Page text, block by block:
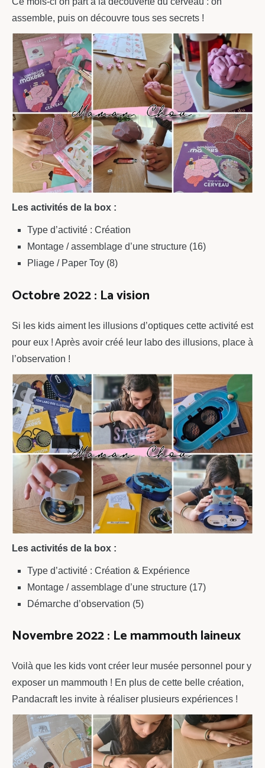
assemble, puis on découvre tous ses secrets !
Les activités de la box :
Type d’activité : Création
Montage / assemblage d’une structure (16)
Pliage / Paper Toy (8)
Octobre 2022 : La vision
Si les kids aiment les illusions d’optiques cette activité est
pour eux ! Après avoir créé leur labo des illusions, place à
l’observation !
Les activités de la box :
Type d’activité : Création & Expérience
Montage / assemblage d’une structure (17)
Démarche d’observation (5)
Novembre 2022 : Le mammouth laineux
Voilà que les kids vont créer leur musée personnel pour y
exposer un mammouth ! En plus de cette belle création,
Pandacraft les invite à réaliser plusieurs expériences !